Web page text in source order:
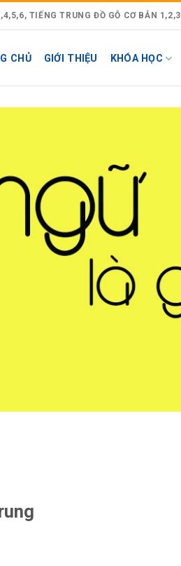
TIẾNG TRUNG ĐỒ GỖ CƠ BẢN 1,2,3
CHỦ GIỚI THIỆU KHÓA HỌC